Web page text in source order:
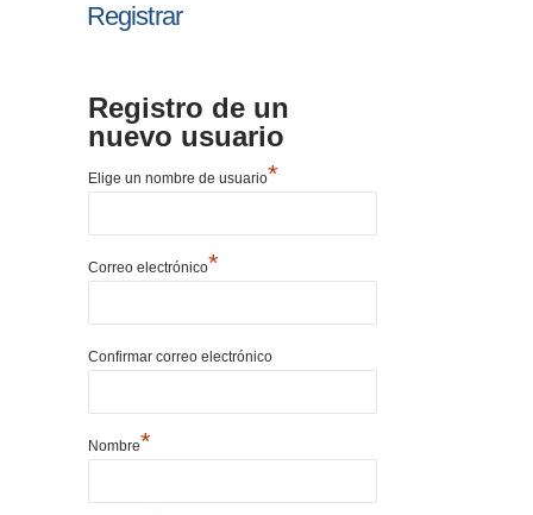
Registrar
Registro de un
nuevo usuario
Elige un nombre de usuario*
Correo electrónico*
Confirmar correo electrónico
Nombre*